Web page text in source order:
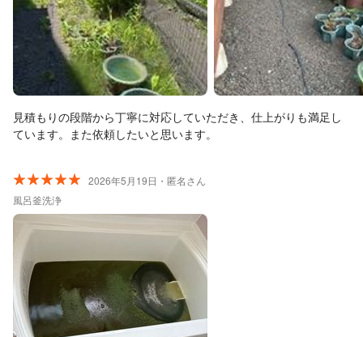
見積もりの段階から丁寧に対応していただき、仕上がりも満足し
ています。また依頼したいと思います。
2026年5月19日・匿名さん
風呂釜洗浄